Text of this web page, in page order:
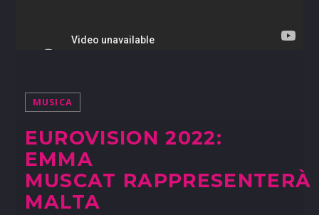
MUSICA
EUROVISION 2022:
EMMA
MUSCAT RAPPRESENTERÀ
MALTA